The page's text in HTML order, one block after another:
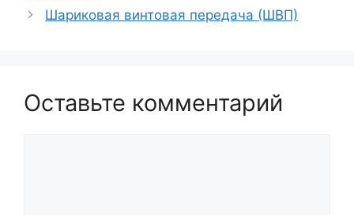
Шариковая винтовая передача (ШВП)
Оставьте комментарий